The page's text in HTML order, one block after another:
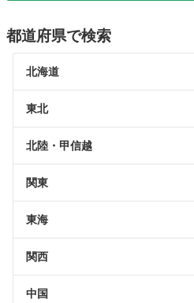
都道府県で検索
北海道
東北
北陸・甲信越
関東
東海
関西
中国